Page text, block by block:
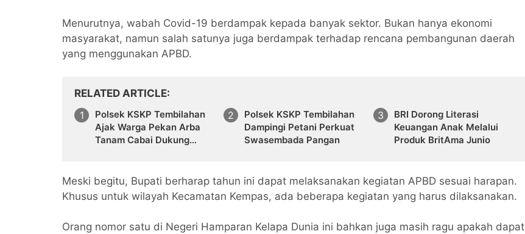
Menurutnya, wabah Covid-19 berdampak kepada banyak sektor. Bukan hanya ekonomi
masyarakat, namun salah satunya juga berdampak terhadap rencana pembangunan daerah
yang menggunakan APBD.
RELATED ARTICLE
Polsek KSKP Tembilahan
Ajak Warga Pekan Arba
Tanam Cabai Dukung
Polsek KSKP Tembilahan
Dampingi Petani Perkuat
Swasembada Pangan
BRI Dorong Literasi
Keuangan Anak Melalui
Produk BritAma Junio
Meski begitu, Bupati berharap tahun ini dapat melaksanakan kegiatan APBD sesuai harapan.
Khusus untuk wilayah Kecamatan Kempas, ada beberapa kegiatan yang harus dilaksanakan.
Orang nomor satu di Negeri Hamparan Kelapa Dunia ini bahkan juga masih ragu apakah dapat